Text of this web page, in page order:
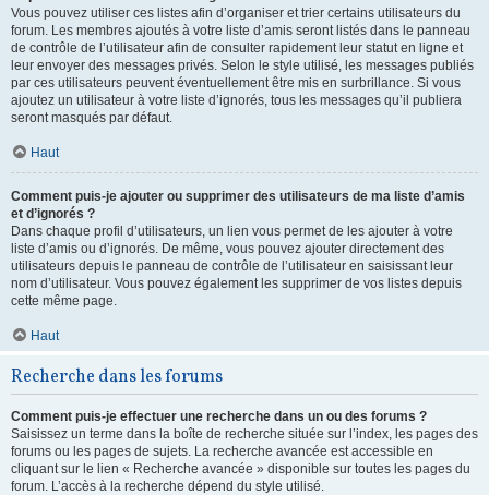
Vous pouvez utiliser ces listes afin d’organiser et trier certains utilisateurs du
forum. Les membres ajoutés à votre liste d’amis seront listés dans le panneau
de contrôle de l’utilisateur afin de consulter rapidement leur statut en ligne et
leur envoyer des messages privés. Selon le style utilisé, les messages publiés
par ces utilisateurs peuvent éventuellement être mis en surbrillance. Si vous
ajoutez un utilisateur à votre liste d’ignorés, tous les messages qu’il publiera
seront masqués par défaut.
Haut
Comment puis-je ajouter ou supprimer des utilisateurs de ma liste d’amis
et d’ignorés ?
Dans chaque profil d’utilisateurs, un lien vous permet de les ajouter à votre
liste d’amis ou d’ignorés. De même, vous pouvez ajouter directement des
utilisateurs depuis le panneau de contrôle de l’utilisateur en saisissant leur
nom d’utilisateur. Vous pouvez également les supprimer de vos listes depuis
cette même page.
Haut
Recherche dans les forums
Comment puis-je effectuer une recherche dans un ou des forums ?
Saisissez un terme dans la boîte de recherche située sur l’index, les pages des
forums ou les pages de sujets. La recherche avancée est accessible en
cliquant sur le lien « Recherche avancée » disponible sur toutes les pages du
forum. L’accès à la recherche dépend du style utilisé.